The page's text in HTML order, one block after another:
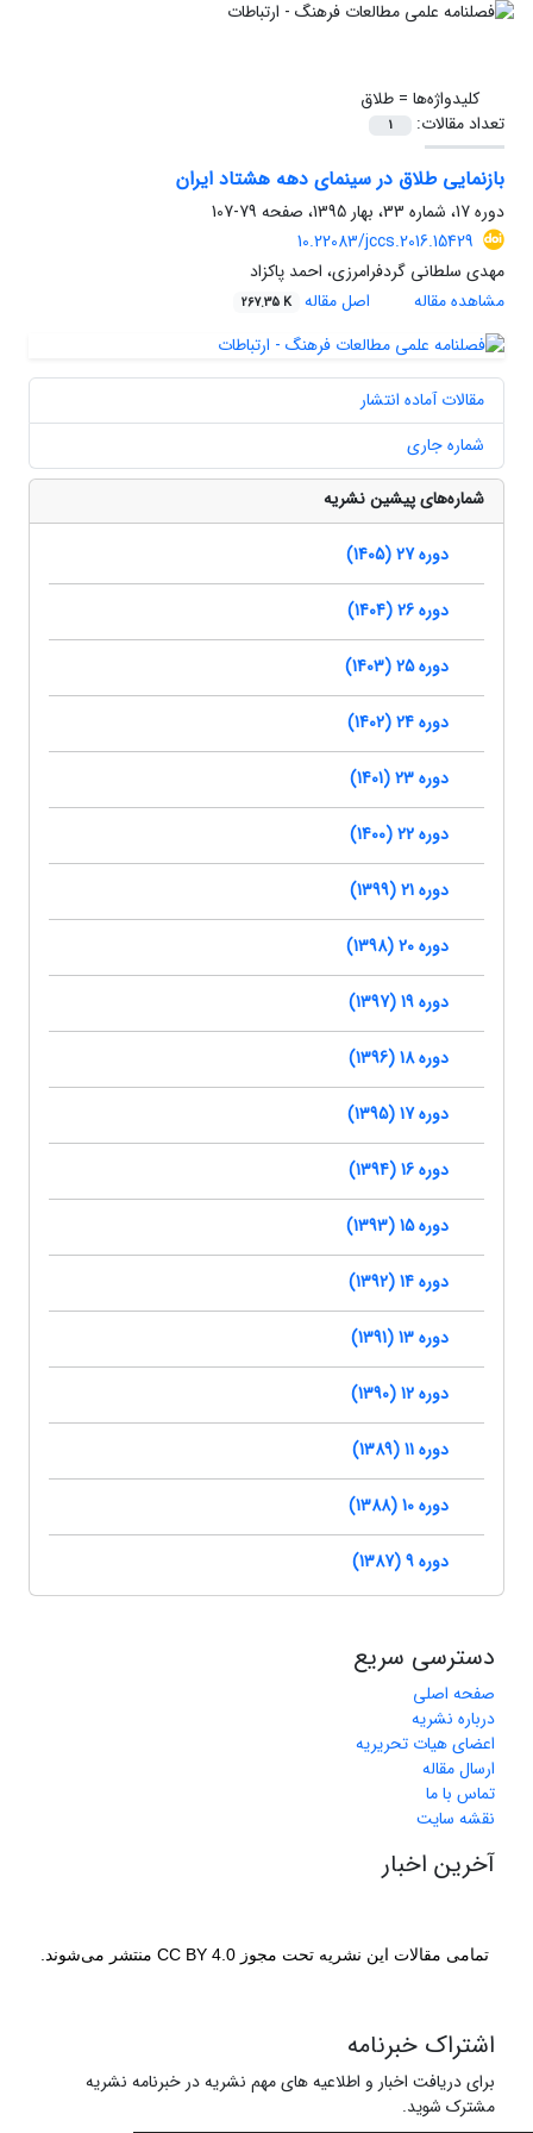
کلیدواژه‌ها =طلاق
تعداد مقالات:
1
بازنمایی طلاق در سینمای دهه هشتاد ایران
دوره 17، شماره 33، بهار 1395، صفحه
79-107
10.22083/jccs.2016.15429
مهدی سلطانی گردفرامرزی، احمد پاکزاد
مشاهده مقاله
اصل مقاله 267.35 K
مقالات آماده انتشار
شماره جاری
شماره‌های پیشین نشریه
دوره 27 (1405)
دوره 26 (1404)
دوره 25 (1403)
دوره 24 (1402)
دوره 23 (1401)
دوره 22 (1400)
دوره 21 (1399)
دوره 20 (1398)
دوره 19 (1397)
دوره 18 (1396)
دوره 17 (1395)
دوره 16 (1394)
دوره 15 (1393)
دوره 14 (1392)
دوره 13 (1391)
دوره 12 (1390)
دوره 11 (1389)
دوره 10 (1388)
دوره 9 (1387)
دسترسی سریع
صفحه اصلی
درباره نشریه
اعضای هیات تحریریه
ارسال مقاله
تماس با ما
نقشه سایت
آخرین اخبار
تمامی مقالات این نشریه تحت مجوز CC BY 4.0 منتشر می‌شوند.
اشتراک خبرنامه
برای دریافت اخبار و اطلاعیه های مهم نشریه در خبرنامه نشریه
مشترک شوید.